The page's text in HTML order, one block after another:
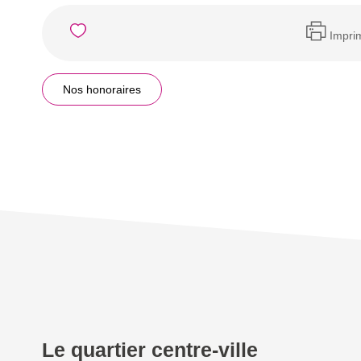
Nos honoraires
Le quartier centre-ville